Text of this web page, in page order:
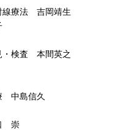
療法 吉岡靖生
検査 本間英之
中島信久
崇